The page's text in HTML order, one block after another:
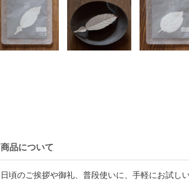
商品について
日頃のご挨拶や御礼、普段使いに、手軽にお試し